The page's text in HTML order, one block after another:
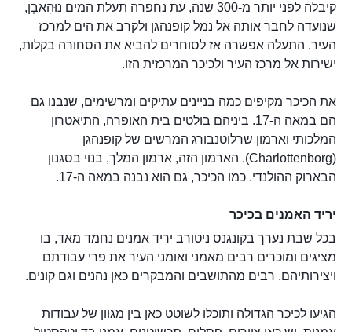
קיבלה לפני יותר מ-300 שנה, עת נחפרה תעלת המים נוּהָאבְן,
שנועדה לחבר אותה אל נמל קופנהגן ולקרב את הים למרכז
העיר. התעלה אפשרה אז לסוחרים להביא את הסחורה בקלות,
ישירות אל מרכז העיר ולכיכר המרכזית הזו.
את הכיכר מקיפים כמה בניינים עתיקים ומרשימים, שנבנו גם
הם במאה ה-17. ביניהם בולטים בית האופרה, התיאטרון
המלכותי וארמון שרלוטנבורג המרשים של קופנהגן
(Charlottenborg). הארמון הזה, ארמון המלך, בנוי בסגנון
הבארוק ההולנדי. כמו הכיכר, גם הוא נבנה במאה ה-17.
יריד האמנים בכיכר
בכל שבת נערך בקונגנס ניטורב יריד אמנים נחמד מאד, בו
מציגים ומוכרים רבים מאמני ואומני העיר את פרי עבודתם
ויצירותיהם. רבים מהתושבים והמבקרים כאן נהנים וגם קונים.
הגיעו לכיכר הגדולה ותוכלו לשוטט כאן בין מגוון של עבודות